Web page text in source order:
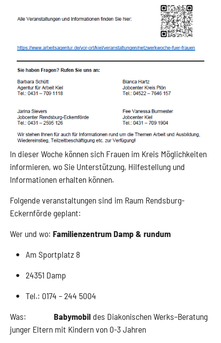
In dieser Woche können sich Frauen im Kreis Möglichkeiten
informieren, wo Sie Unterstützung, Hilfestellung und
Informationen erhalten können.
Folgende veranstaltungen sind im Raum Rendsburg-
Eckernförde geplant:
Wer und wo: Familienzentrum Damp & rundum
Am Sportplatz 8
24351 Damp
Tel.: 0174 – 244 5004
Was: Babymobil des Diakonischen Werks–Beratung
junger Eltern mit Kindern von 0-3 Jahren